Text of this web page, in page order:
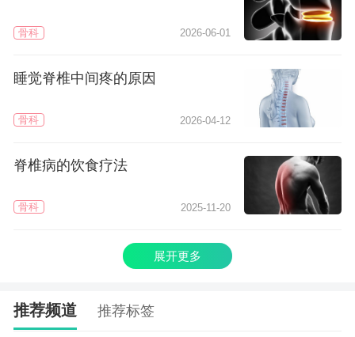
骨科 2026-06-01
睡觉脊椎中间疼的原因
骨科 2026-04-12
脊椎病的饮食疗法
骨科 2025-11-20
展开更多
推荐频道 推荐标签